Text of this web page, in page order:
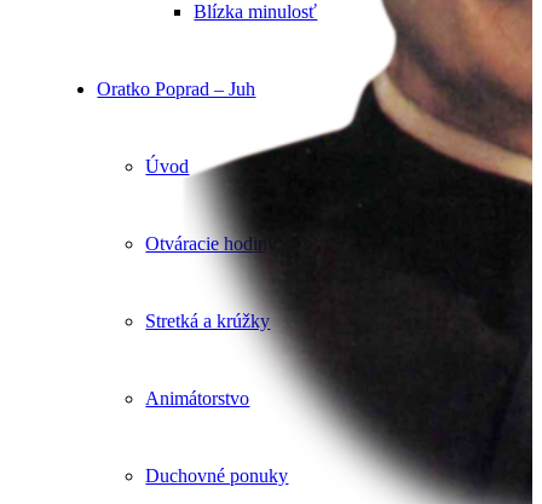
Blízka minulosť
Oratko Poprad – Juh
Úvod
Otváracie hodiny
Stretká a krúžky
Animátorstvo
Duchovné ponuky